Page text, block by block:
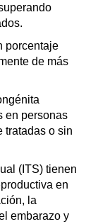
porcentaje
de más
en personas
tratadas o sin
(ITS) tienen
en
la
embarazo y